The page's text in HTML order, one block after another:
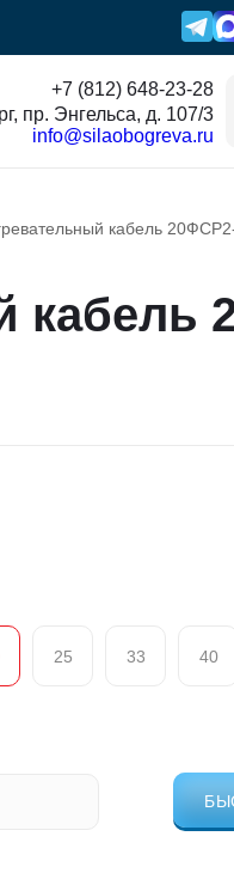
+7 (812) 648-23-28
пр. Энгельса, д. 107/3
info@silaobogreva.ru
кабель
кабель
25 33 40